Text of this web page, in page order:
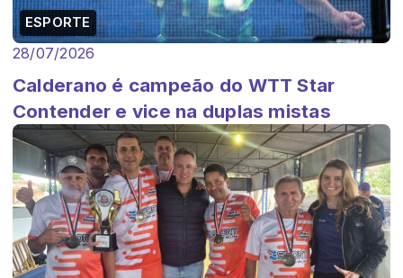
ESPORTE
28/07/2026
Calderano é campeão do WTT Star
Contender e vice na duplas mistas